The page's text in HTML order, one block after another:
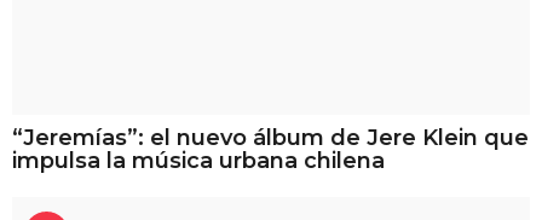
“Jeremías”: el nuevo álbum de Jere Klein que
impulsa la música urbana chilena